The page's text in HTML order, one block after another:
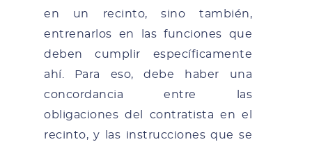
en un recinto, sino también,
entrenarlos en las funciones que
deben cumplir específicamente
ahí. Para eso, debe haber una
concordancia entre las
obligaciones del contratista en el
recinto, y las instrucciones que se